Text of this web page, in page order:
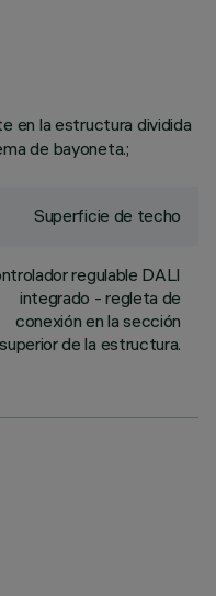
en la estructura dividida
de bayoneta.;
Superficie de techo
regulable DALI
integrado - regleta de
conexión en la sección
superior de la estructura.